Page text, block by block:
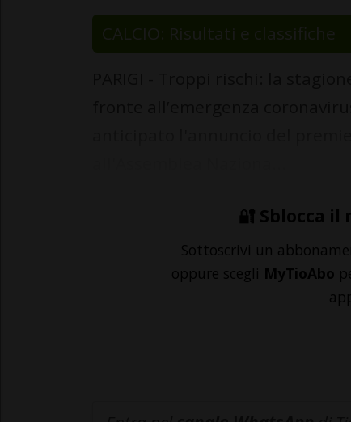
CALCIO: Risultati e classifiche
🔐 Sblocca
Sottoscrivi un
oppure scegli MyTioAbo